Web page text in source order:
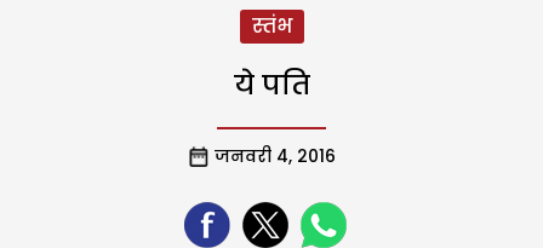
स्तंभ
ये पति
जनवरी 4, 2016